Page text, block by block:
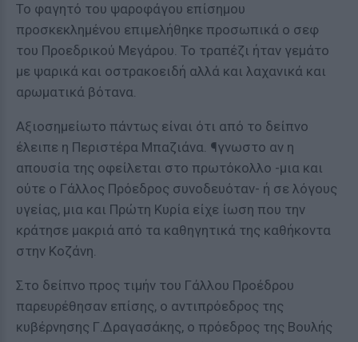
Το φαγητό του ψαροφάγου επίσημου
προσκεκλημένου επιμελήθηκε προσωπικά ο σεφ
του Προεδρικού Μεγάρου. Το τραπέζι ήταν γεμάτο
με ψαρικά και οστρακοειδή αλλά και λαχανικά και
αρωματικά βότανα.
Αξιοσημείωτο πάντως είναι ότι από το δείπνο
έλειπε η Περιστέρα Μπαζιάνα. ¶γνωστο αν η
απουσία της οφείλεται στο πρωτόκολλο -μια και
ούτε ο Γάλλος Πρόεδρος συνοδευόταν- ή σε λόγους
υγείας, μια και Πρώτη Κυρία είχε ίωση που την
κράτησε μακριά από τα καθηγητικά της καθήκοντα
στην Κοζάνη.
Στο δείπνο προς τιμήν του Γάλλου Προέδρου
παρευρέθησαν επίσης, ο αντιπρόεδρος της
κυβέρνησης Γ.Δραγασάκης, ο πρόεδρος της Βουλής